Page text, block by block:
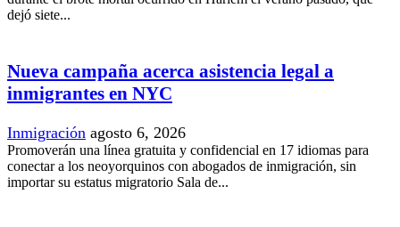
dejó siete...
Nueva campaña acerca asistencia legal a
inmigrantes en NYC
Inmigración agosto 6, 2026
Promoverán una línea gratuita y confidencial en 17 idiomas para
conectar a los neoyorquinos con abogados de inmigración, sin
importar su estatus migratorio Sala de...